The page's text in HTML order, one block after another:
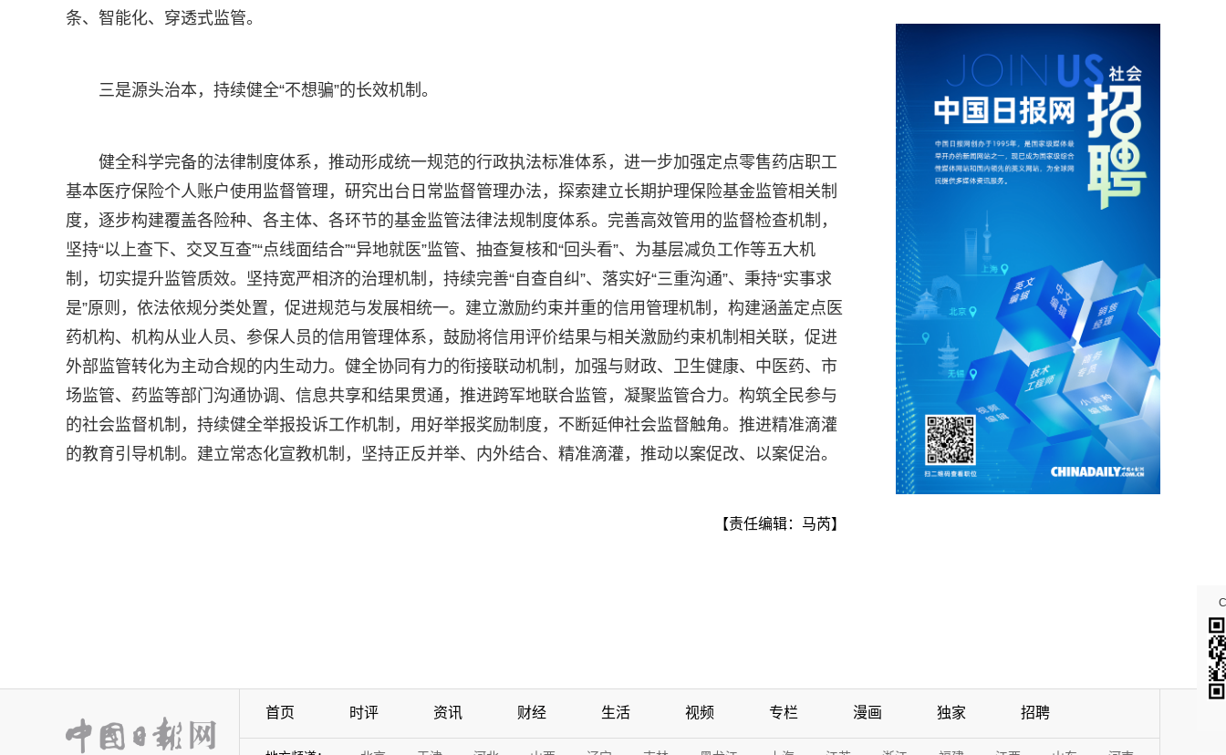
条、智能化、穿透式监管。
三是源头治本，持续健全“不想骗”的长效机制。
健全科学完备的法律制度体系，推动形成统一规范的行政执法标准体系，进一步加强定点零售药店职工
基本医疗保险个人账户使用监督管理，研究出台日常监督管理办法，探索建立长期护理保险基金监管相关制
度，逐步构建覆盖各险种、各主体、各环节的基金监管法律法规制度体系。完善高效管用的监督检查机制，
坚持“以上查下、交叉互查”“点线面结合”“异地就医”监管、抽查复核和“回头看”、为基层减负工作等五大机
制，切实提升监管质效。坚持宽严相济的治理机制，持续完善“自查自纠”、落实好“三重沟通”、秉持“实事求
是”原则，依法依规分类处置，促进规范与发展相统一。建立激励约束并重的信用管理机制，构建涵盖定点医
药机构、机构从业人员、参保人员的信用管理体系，鼓励将信用评价结果与相关激励约束机制相关联，促进
外部监管转化为主动合规的内生动力。健全协同有力的衔接联动机制，加强与财政、卫生健康、中医药、市
场监管、药监等部门沟通协调、信息共享和结果贯通，推进跨军地联合监管，凝聚监管合力。构筑全民参与
的社会监督机制，持续健全举报投诉工作机制，用好举报奖励制度，不断延伸社会监督触角。推进精准滴灌
的教育引导机制。建立常态化宣教机制，坚持正反并举、内外结合、精准滴灌，推动以案促改、以案促治。
【责任编辑：马芮】
首页 时评 资讯 财经 生活 视频 专栏 漫画 独家 招聘